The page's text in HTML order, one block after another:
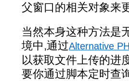
父窗口的相关对象来
当然本身这种方法是
境中,通过Alternative
以获取文件上传的进
要你通过脚本定时查